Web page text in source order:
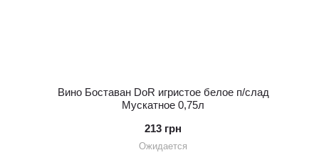
Вино Боставан DoR игристое белое п/слад
Мускатное 0,75л
213 грн
Ожидается